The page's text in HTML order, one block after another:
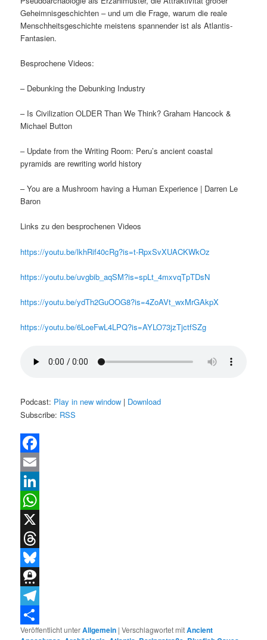
Geheimnisgeschichten – und um die Frage, warum die reale
Menschheitsgeschichte meistens spannender ist als Atlantis-
Fantasien.
Besprochene Videos:
– Debunking the Debunking Industry
– Is Civilization OLDER Than We Think? Graham Hancock &
Michael Button
– Update from the Writing Room: Peru’s ancient coastal
pyramids are rewriting world history
– You are a Mushroom having a Human Experience | Darren Le
Baron
Links zu den besprochenen Videos
https://youtu.be/lkhRif40cRg?is=t-RpxSvXUACKWkOz
https://youtu.be/uvgbib_aqSM?is=spLt_4mxvqTpTDsN
https://youtu.be/ydTh2GuOOG8?is=4ZoAVt_wxMrGAkpX
https://youtu.be/6LoeFwL4LPQ?is=AYLO73jzTjctfSZg
Podcast: Play in new window | Download
Subscribe: RSS
Facebook
Email
LinkedIn
WhatsApp
X
Threads
Bluesky
Threema
Telegram
Teilen
Veröffentlicht unterAllgemein |Verschlagwortet mitAncient